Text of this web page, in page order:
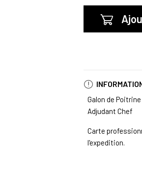
Galon de
Adjudant Chef
Carte
l'expedition.